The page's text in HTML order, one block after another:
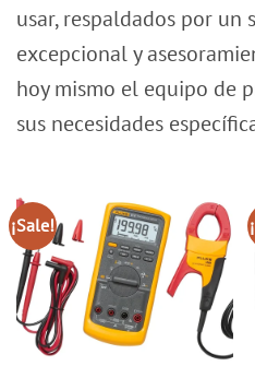
usar, respaldados por
excepcional y
hoy mismo el equipo de
sus necesidades
¡Sale!